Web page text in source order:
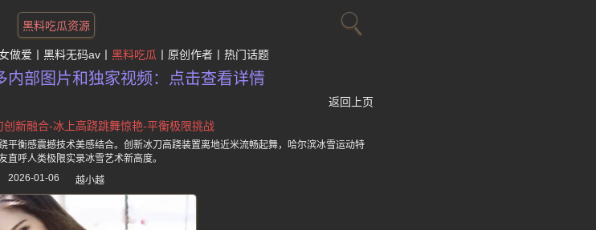
黑料吃瓜资源
做爱 黑料无码av 黑料吃瓜 原创作者 热门话题
内部图片和独家视频：点击查看详情
返回上页
创新融合-冰上高跷跳舞惊艳-平衡极限挑战
平衡感震撼技术美感结合。创新冰刀高跷装置离地近米流畅起舞，哈尔滨冰雪运动特
直呼人类极限实录冰雪艺术新高度。
2026-01-06
越小越